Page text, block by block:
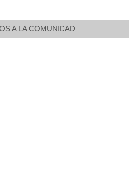
A LA COMUNIDAD